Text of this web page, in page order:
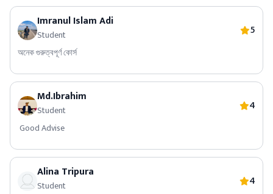
Imranul Islam Adi
Student 5
অনেক গুরুত্বপূর্ণ কোর্স
Md.Ibrahim
Student 4
Good Advise
Alina Tripura
Student 4